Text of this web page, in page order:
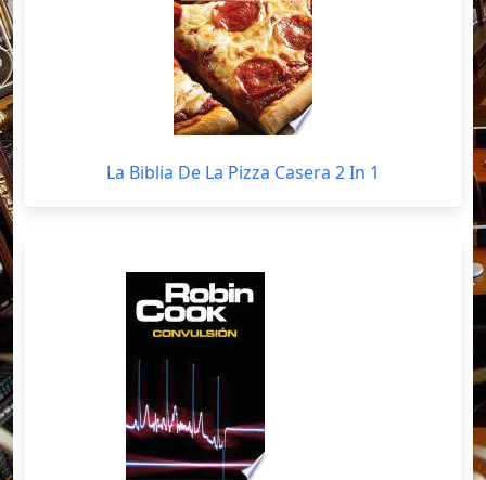
La Biblia De La Pizza Casera 2 In 1